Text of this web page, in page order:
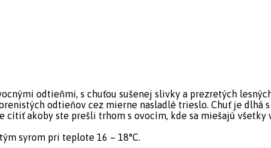
odtieňmi, s chuťou sušenej slivky a prezretých
odtieňov cez mierne nasladlé trieslo. Chuť je dlhá
akoby ste prešli trhom s ovocím, kde sa miešajú
syrom pri teplote 16 – 18°C.